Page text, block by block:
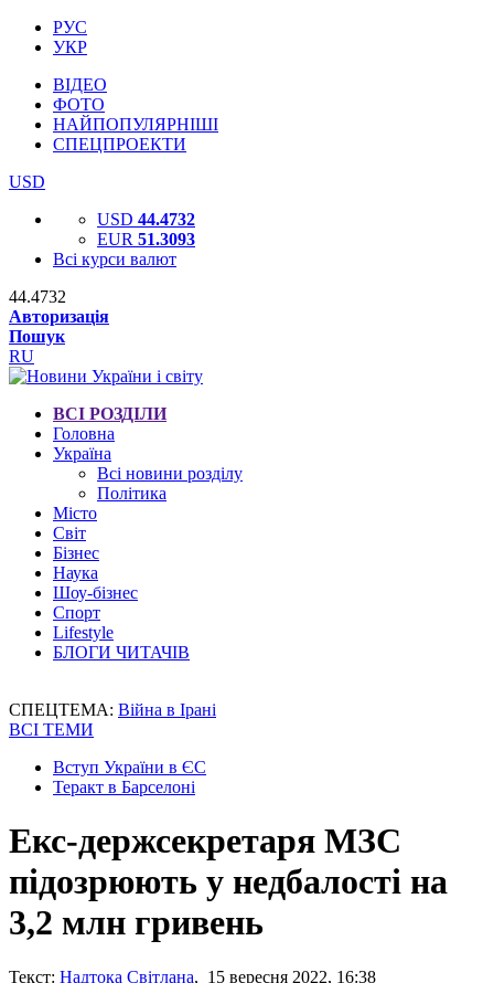
РУС
УКР
ВІДЕО
ФОТО
НАЙПОПУЛЯРНІШІ
СПЕЦПРОЕКТИ
USD
USD 44.4732
EUR 51.3093
Всі курси валют
44.4732
Авторизація
Пошук
RU
ВСІ РОЗДІЛИ
Головна
Україна
Всі новини розділу
Політика
Місто
Світ
Бізнес
Наука
Шоу-бізнес
Спорт
Lifestyle
БЛОГИ ЧИТАЧІВ
СПЕЦТЕМА: Війна в Ірані
ВСІ ТЕМИ
Вступ України в ЄС
Теракт в Барселоні
Екс-держсекретаря МЗС
підозрюють у недбалості на
3,2 млн гривень
Текст: Надтока Світлана, 15 вересня 2022, 16:38